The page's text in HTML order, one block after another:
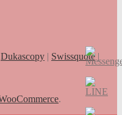
Dukascopy | Swissquote |
.